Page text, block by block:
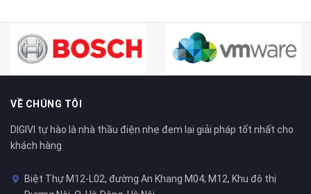
VỀ CHÚNG TÔI
DIGIVI tự hào là nhà thầu điện nhẹ đem lại giải pháp tốt nhất cho
khách hàng
Biệt Thự M12-L02, đường An Khang M04; M12, Khu đô thị